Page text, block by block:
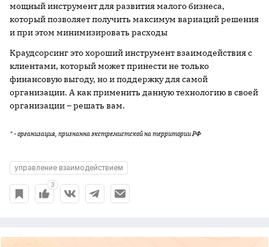
мощный инструмент для развития малого бизнеса,
который позволяет получить максимум вариаций решения
и при этом минимизировать расходы
Краудсорсинг это хороший инструмент взаимодействия с
клиентами, который может принести не только
финансовую выгоду, но и поддержку для самой
организации. А как применить данную технологию в своей
организации – решать вам.
* - организация, признанна экстремистской на территории РФ
управление взаимодействием
3